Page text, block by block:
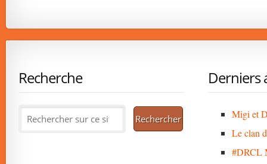
Recherche Derniers
Migi et
Le clan
#DRCL